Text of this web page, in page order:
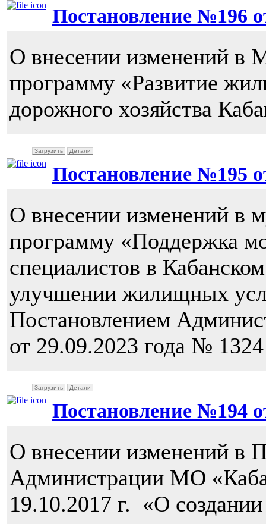
Постановление №196
О внесении изменений в
программу «Развитие
дорожного хозяйства
Загрузить Детали
Постановление №195
О внесении изменений в
программу «Поддержка
специалистов в
улучшении жилищных
Постановлением
от 29.09.2023 года № 1324
Загрузить Детали
Постановление №194
О внесении изменений в
Администрации МО
19.10.2017 г. «О